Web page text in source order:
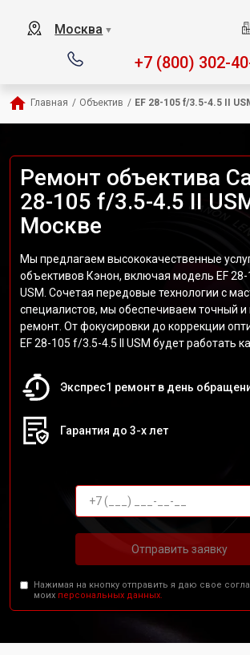
Москва ▼
+7 (800) 302-
Главная / Объектив / EF 28-105 f/3.5-4.5 II
Ремонт объектива
28-105 f/3.5-4.5 II
Москве
Мы предлагаем высококачественные
объективов Кэнон, включая модель EF 28-
USM. Сочетая передовые технологии с
специалистов, мы обеспечиваем точный
ремонт. От фокусировки до коррекции
EF 28-105 f/3.5-4.5 II USM будет работать
Экспрес1 ремонт в день
Гарантия до 3-х лет
Отправить заявку
Нажимая на кнопку отправить я даю свое
моих персональных данных.